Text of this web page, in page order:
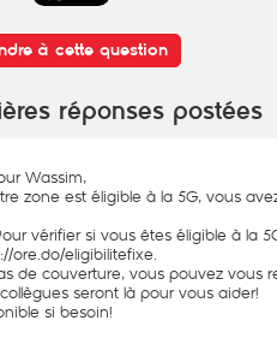
à cette question
réponses postées
Wassim,
zone est éligible à la 5G, vous
vérifier si vous êtes éligible à la
ore.do/eligibilitefixe.
de couverture, vous pouvez vous
seront là pour vous aider!
si besoin!